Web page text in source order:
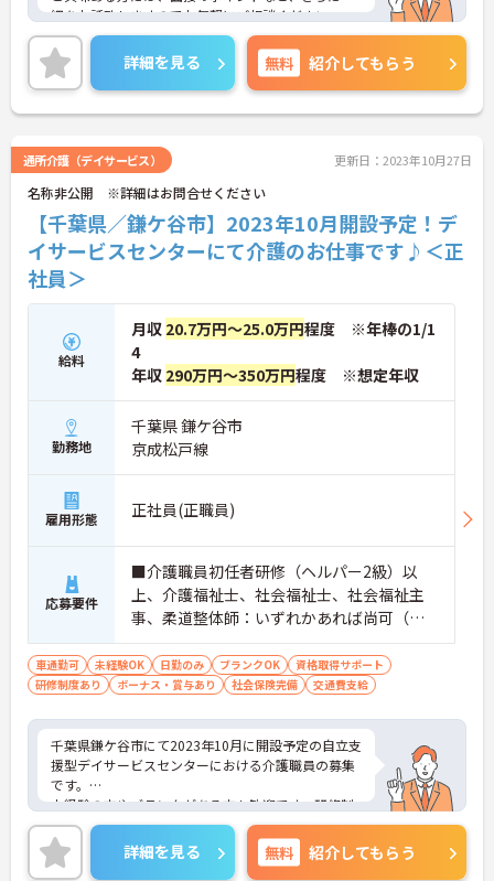
細をお話致しますのでお気軽にご相談ください。
詳細を見る 無料 紹介してもらう
通所介護（デイサービス） 更新日：2023年10月27日
名称非公開 ※詳細はお問合せください
【千葉県／鎌ケ谷市】2023年10月開設予定！デ
イサービスセンターにて介護のお仕事です♪＜正
社員＞
給料
月収 20.7万円～25.0万円程度 ※年棒の1/1
4
年収 290万円～350万円程度 ※想定年収
勤務地
千葉県 鎌ケ谷市
京成松戸線
雇用形態 正社員(正職員)
応募要件
■介護職員初任者研修（ヘルパー2級）以
上、介護福祉士、社会福祉士、社会福祉主
事、柔道整体師：いずれかあれば尚可（無
資格：相談可） ■未経験・ブランク：
可 ■普通自動車運転免許（AT限定可）※
ペーパー不可
車通勤可 未経験OK 日勤のみ ブランクOK
資格取得サポート
研修制度あり
ボーナス・賞与あり 社会保険完備 交通費支給
千葉県鎌ケ谷市にて2023年10月に開設予定の自立支
援型デイサービスセンターにおける介護職員の募集
です。
未経験の方やブランクがある方も歓迎です。研修制
度があり、安心してご勤務いただけます。また、年
間休日は118日～120日なので、プライベートを大切
にしながらご勤務いただけます。
詳細を見る 無料 紹介してもらう